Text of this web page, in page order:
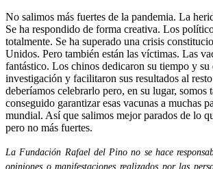
No salimos más fuertes de la pandemia. La
Se ha respondido de forma creativa. Los
totalmente. Se ha superado una crisis
Unidos. Pero también están las víctimas. Las
fantástico. Los chinos dedicaron su tiempo y su
investigación y facilitaron sus resultados al
deberíamos celebrarlo pero, en su lugar, somos
conseguido garantizar esas vacunas a muchas
mundial. Así que salimos mejor parados de lo
pero no más fuertes.
La Fundación Rafael del Pino no se hace
opiniones o manifestaciones realizados por las